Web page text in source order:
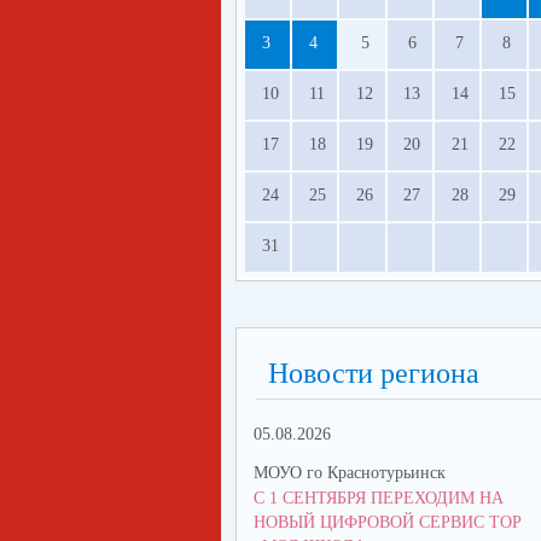
3 4 5 6 7 8
10 11 12 13 14 15
17 18 19 20 21 22
24 25 26 27 28 29
31
Новости региона
05.08.2026
МОУО го Краснотурьинск
С 1 СЕНТЯБРЯ ПЕРЕХОДИМ НА
НОВЫЙ ЦИФРОВОЙ СЕРВИС ТОР